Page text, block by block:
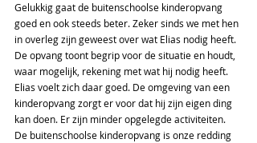
Gelukkig gaat de buitenschoolse kinderopvang
goed en ook steeds beter. Zeker sinds we met hen
in overleg zijn geweest over wat Elias nodig heeft.
De opvang toont begrip voor de situatie en houdt,
waar mogelijk, rekening met wat hij nodig heeft.
Elias voelt zich daar goed. De omgeving van een
kinderopvang zorgt er voor dat hij zijn eigen ding
kan doen. Er zijn minder opgelegde activiteiten.
De buitenschoolse kinderopvang is onze redding